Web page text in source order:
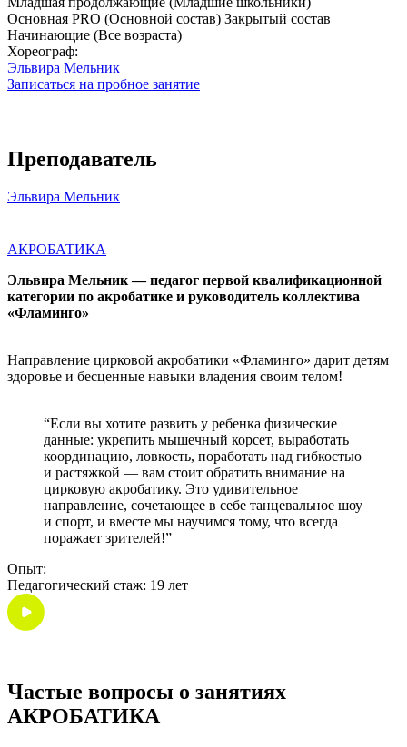
Основная PRO (Основной состав) Закрытый состав
Начинающие (Все возраста)
Хореограф:
Эльвира Мельник
Записаться на пробное занятие
Преподаватель
Эльвира Мельник
АКРОБАТИКА
Эльвира Мельник — педагог первой квалификационной
категории по акробатике и руководитель коллектива
«Фламинго»
Направление цирковой акробатики «Фламинго» дарит детям
здоровье и бесценные навыки владения своим телом!
“Если вы хотите развить у ребенка физические
данные: укрепить мышечный корсет, выработать
координацию, ловкость, поработать над гибкостью
и растяжкой — вам стоит обратить внимание на
цирковую акробатику. Это удивительное
направление, сочетающее в себе танцевальное шоу
и спорт, и вместе мы научимся тому, что всегда
поражает зрителей!”
Опыт:
Педагогический стаж: 19 лет
Частые вопросы о занятиях
АКРОБАТИКА